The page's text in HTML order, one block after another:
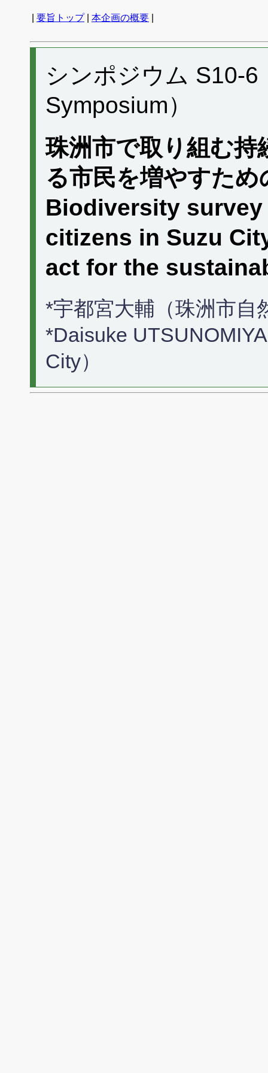
要旨トップ| 本企画の概要
シンポジウム S10-
Symposium）
珠洲市で取り組む持
る市民を増やすた
Biodiversity
citizens in Suzu
act for the
*宇都宮大輔（珠洲市自
*Daisuke
City）